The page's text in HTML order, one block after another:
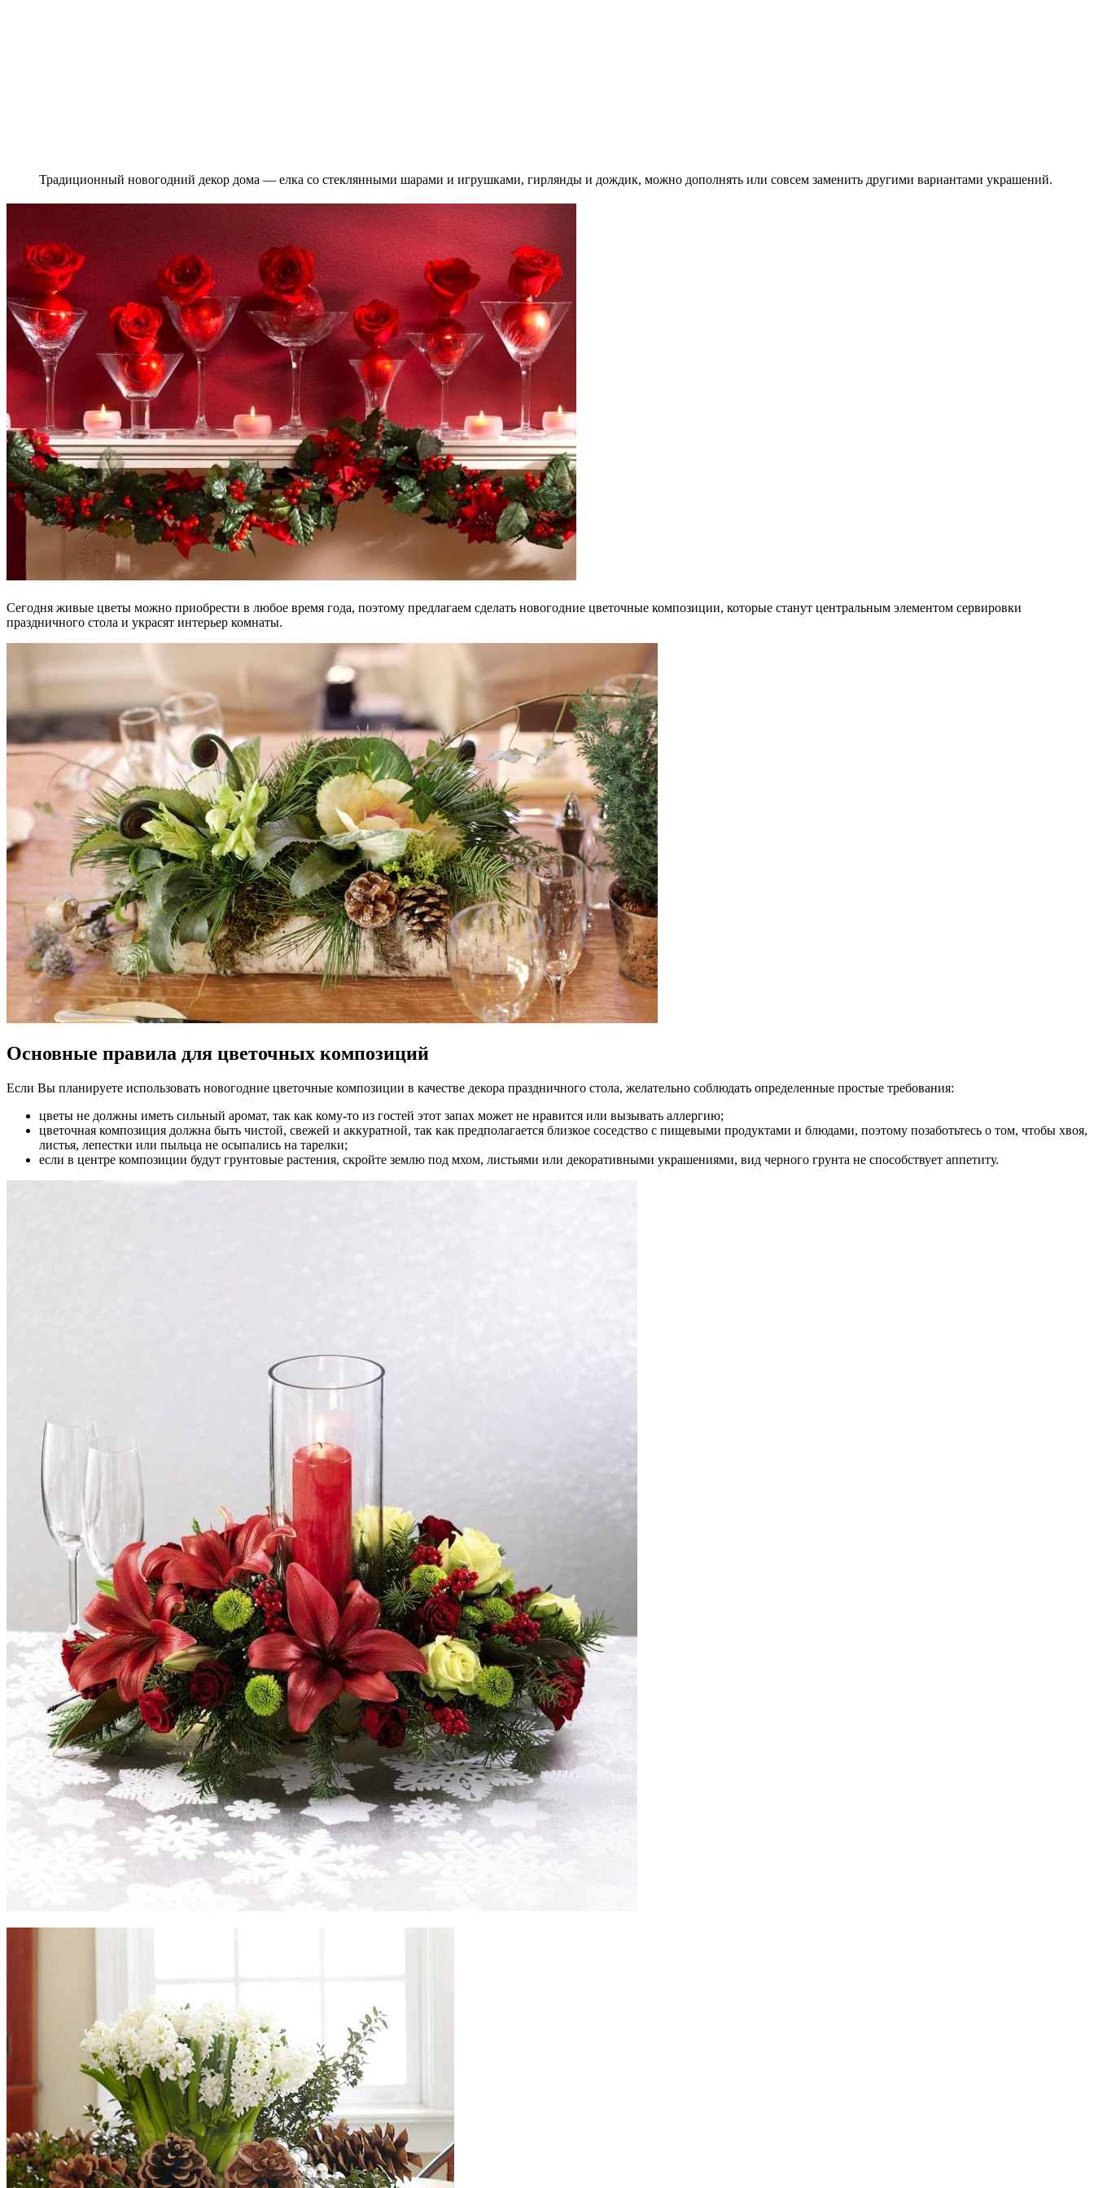
Традиционный новогодний декор дома — елка со стеклянными шарами и игрушками, гирлянды и дождик, можно дополнять или совсем заменить другими вариантами украшений.
Сегодня живые цветы можно приобрести в любое время года, поэтому предлагаем сделать новогодние цветочные композиции, которые станут центральным элементом сервировки
праздничного стола и украсят интерьер комнаты.
Основные правила для цветочных композиций
Если Вы планируете использовать новогодние цветочные композиции в качестве декора праздничного стола, желательно соблюдать определенные простые требования:
цветы не должны иметь сильный аромат, так как кому-то из гостей этот запах может не нравится или вызывать аллергию;
цветочная композиция должна быть чистой, свежей и аккуратной, так как предполагается близкое соседство с пищевыми продуктами и блюдами, поэтому позаботьтесь о том, чтобы хвоя,
листья, лепестки или пыльца не осыпались на тарелки;
если в центре композиции будут грунтовые растения, скройте землю под мхом, листьями или декоративными украшениями, вид черного грунта не способствует аппетиту.